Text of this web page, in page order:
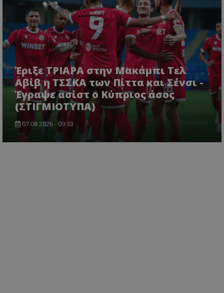
Έριξε ΤΡΙΑΡΑ στην Μακάμπι Τελ
Αβίβ η ΤΣΣΚΑ των Πίττα και Σένσι -
Έγραψε ασίστ ο Κύπριος άσος
(ΣΤΙΓΜΙΟΤΥΠΑ)
07.08.2026 - 09:53